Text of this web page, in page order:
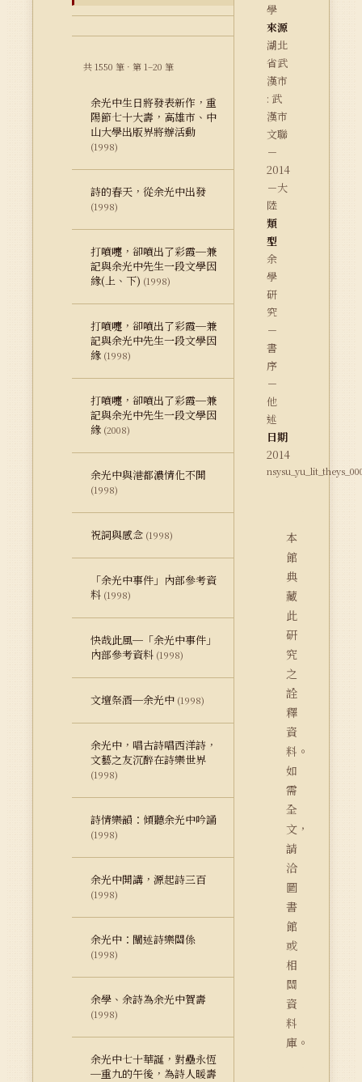
共 1550 筆 · 第 1–20 筆
余光中生日將發表新作，重
陽節七十大壽，高雄市、中
山大學出版界將辦活動
(1998)
詩的春天，從余光中出發
(1998)
打噴嚏，卻噴出了彩霞─兼
記與余光中先生一段文學因
緣(上、下) (1998)
打噴嚏，卻噴出了彩霞─兼
記與余光中先生一段文學因
緣 (1998)
打噴嚏，卻噴出了彩霞─兼
記與余光中先生一段文學因
緣 (2008)
余光中與港都濃情化不開
(1998)
祝詞與感念 (1998)
「余光中事件」內部參考資
料 (1998)
快哉此風─「余光中事件」
內部參考資料 (1998)
文壇祭酒─余光中 (1998)
余光中，唱古詩唱西洋詩，
文藝之友沉醉在詩樂世界
(1998)
詩情樂韻：傾聽余光中吟誦
(1998)
余光中開講，源起詩三百
(1998)
余光中：闡述詩樂關係
(1998)
余學、余詩為余光中賀壽
(1998)
余光中七十華誕，對壘永恆
─重九的午後，為詩人暖壽
學
來源
湖北
省武
漢市
: 武
漢市
文聯
－
2014
－大
陸
類
型
余
學
研
究
－
書
序
－
他
述
日期
2014
本
館
典
藏
此
研
究
之
詮
釋
資
料。
如
需
全
文，
請
洽
圖
書
館
或
相
關
資
料
庫。